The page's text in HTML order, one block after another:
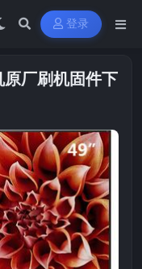
登录
原厂刷机固件下